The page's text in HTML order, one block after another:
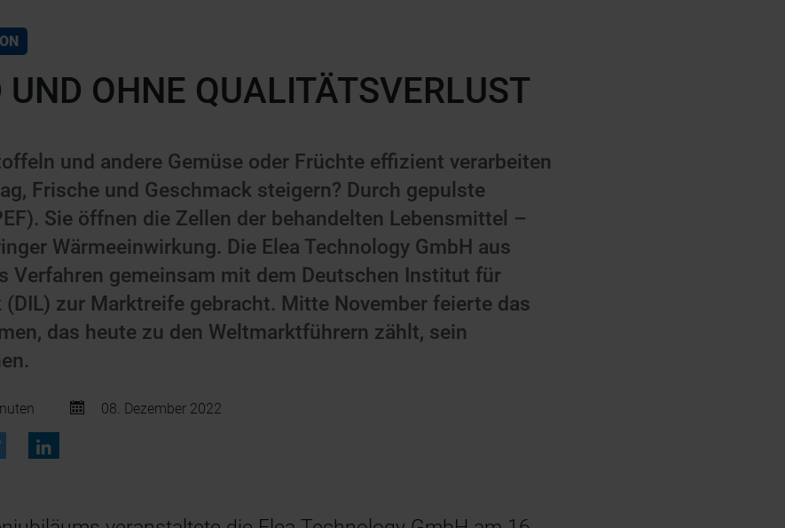
UND OHNE QUALITÄTSVERLUST
und andere Gemüse oder Früchte effizient verarbeiten
Frische und Geschmack steigern? Durch gepulste
Sie öffnen die Zellen der behandelten Lebensmittel –
Wärmeeinwirkung. Die Elea Technology GmbH aus
Verfahren gemeinsam mit dem Deutschen Institut für
zur Marktreife gebracht. Mitte November feierte das
das heute zu den Weltmarktführern zählt, sein
08. Dezember 2022